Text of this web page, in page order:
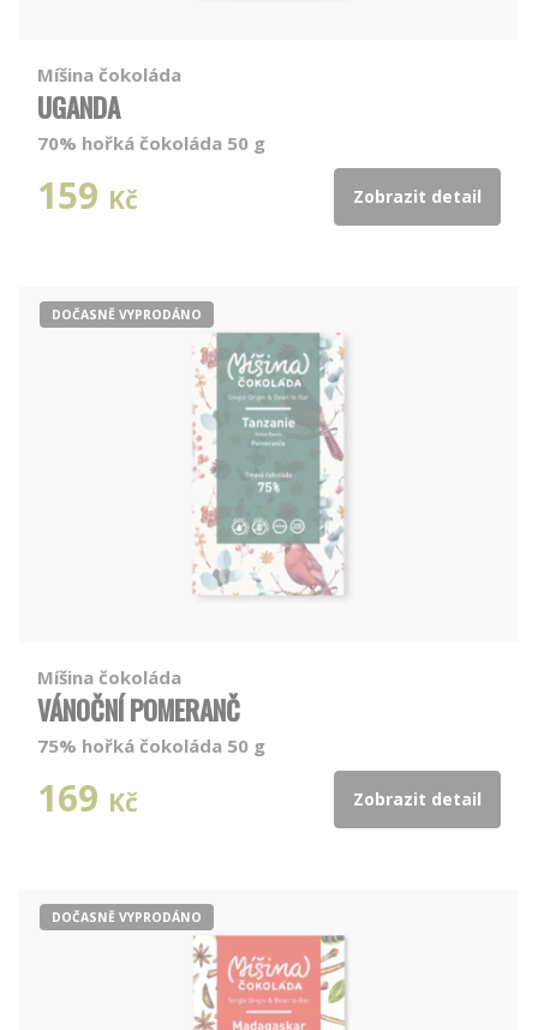
Míšina čokoláda
UGANDA
70% hořká čokoláda 50 g
159 Kč Zobrazit detail
DOČASNĚ VYPRODÁNO
Míšina čokoláda
VÁNOČNÍ POMERANČ
75% hořká čokoláda 50 g
169 Kč Zobrazit detail
DOČASNĚ VYPRODÁNO